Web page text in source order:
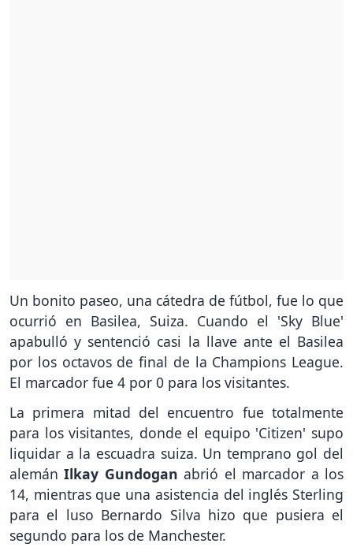
Un bonito paseo, una cátedra de fútbol, fue lo que
ocurrió en Basilea, Suiza. Cuando el 'Sky Blue'
apabulló y sentenció casi la llave ante el Basilea
por los octavos de final de la Champions League.
El marcador fue 4 por 0 para los visitantes.
La primera mitad del encuentro fue totalmente
para los visitantes, donde el equipo 'Citizen' supo
liquidar a la escuadra suiza. Un temprano gol del
alemán Ilkay Gundogan abrió el marcador a los
14, mientras que una asistencia del inglés Sterling
para el luso Bernardo Silva hizo que pusiera el
segundo para los de Manchester.